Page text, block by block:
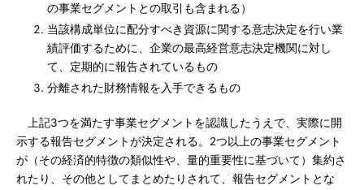
の事業セグメントとの取引も含まれる）
当該構成単位に配分すべき資源に関する意志決定を行い業
績評価するために、企業の最高経営意志決定機関に対し
て、定期的に報告されているもの
分離された財務情報を入手できるもの
上記3つを満たす事業セグメントを認識したうえで、実際に開
示する報告セグメントが決定される。2つ以上の事業セグメント
が（その経済的特徴の類似性や、量的重要性に基づいて）集約さ
れたり、その他としてまとめたりされて、報告セグメントとな